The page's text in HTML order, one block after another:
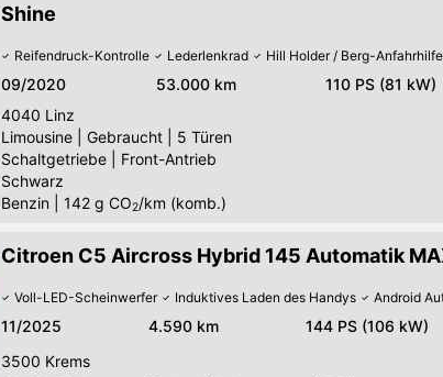
Shine
Reifendruck-Kontrolle Lederlenkrad Hill Holder / Berg-Anfahrhilfe
09/2020 53.000 km 110 PS (81 kW)
4040 Linz
Limousine
Gebraucht
5 Türen
Schaltgetriebe
Front-Antrieb
Schwarz
Benzin
142 g CO2/km (komb.)
Citroen C5 Aircross Hybrid 145 Automatik
Voll-LED-Scheinwerfer Induktives Laden des Handys Android
11/2025 4.590 km 144 PS (106 kW)
3500 Krems